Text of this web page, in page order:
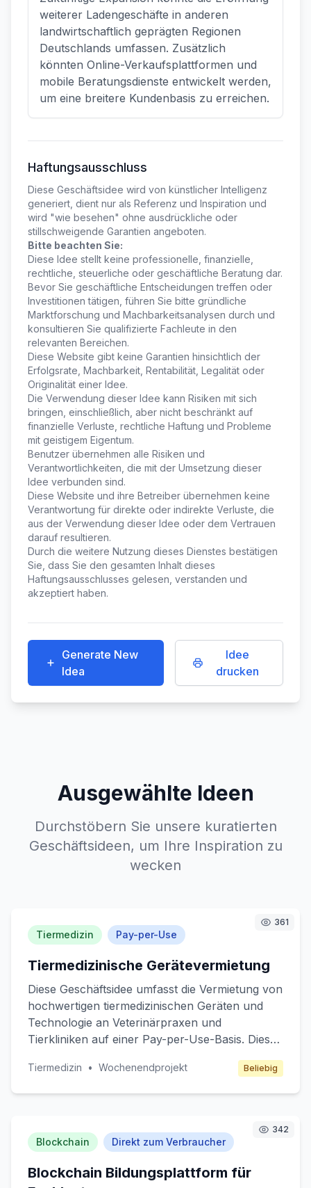
weiterer Ladengeschäfte in anderen
landwirtschaftlich geprägten Regionen
Deutschlands umfassen. Zusätzlich
könnten Online-Verkaufsplattformen und
mobile Beratungsdienste entwickelt werden,
um eine breitere Kundenbasis zu erreichen.
Haftungsausschluss
Diese Geschäftsidee wird von künstlicher Intelligenz
generiert, dient nur als Referenz und Inspiration und
wird "wie besehen" ohne ausdrückliche oder
stillschweigende Garantien angeboten.
Bitte beachten Sie:
Diese Idee stellt keine professionelle, finanzielle,
rechtliche, steuerliche oder geschäftliche Beratung dar.
Bevor Sie geschäftliche Entscheidungen treffen oder
Investitionen tätigen, führen Sie bitte gründliche
Marktforschung und Machbarkeitsanalysen durch und
konsultieren Sie qualifizierte Fachleute in den
relevanten Bereichen.
Diese Website gibt keine Garantien hinsichtlich der
Erfolgsrate, Machbarkeit, Rentabilität, Legalität oder
Originalität einer Idee.
Die Verwendung dieser Idee kann Risiken mit sich
bringen, einschließlich, aber nicht beschränkt auf
finanzielle Verluste, rechtliche Haftung und Probleme
mit geistigem Eigentum.
Benutzer übernehmen alle Risiken und
Verantwortlichkeiten, die mit der Umsetzung dieser
Idee verbunden sind.
Diese Website und ihre Betreiber übernehmen keine
Verantwortung für direkte oder indirekte Verluste, die
aus der Verwendung dieser Idee oder dem Vertrauen
darauf resultieren.
Durch die weitere Nutzung dieses Dienstes bestätigen
Sie, dass Sie den gesamten Inhalt dieses
Haftungsausschlusses gelesen, verstanden und
akzeptiert haben.
Generate New
Idea
Idee
drucken
Ausgewählte Ideen
Durchstöbern Sie unsere kuratierten
Geschäftsideen, um Ihre Inspiration zu
wecken
361
Tiermedizin Pay-per-Use
Tiermedizinische Gerätevermietung
Diese Geschäftsidee umfasst die Vermietung von
hochwertigen tiermedizinischen Geräten und
Technologie an Veterinärpraxen und
Tierkliniken auf einer Pay-per-Use-Basis. Dies
Geräten ohne hohe Investitionskosten.
Belastung einer vollständigen Anschaffung. Das
Geschäftsmodell basiert auf einer Pay-per-Use-
Struktur, bei der Kunden für die tatsächliche
Tiermedizin • Wochenendprojekt Beliebig
342
Blockchain Direkt zum Verbraucher
Blockchain Bildungsplattform für